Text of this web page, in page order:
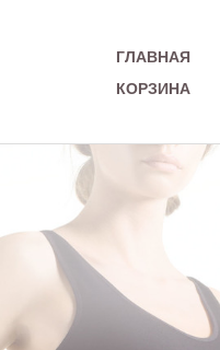
ГЛАВНАЯ
КОРЗИНА